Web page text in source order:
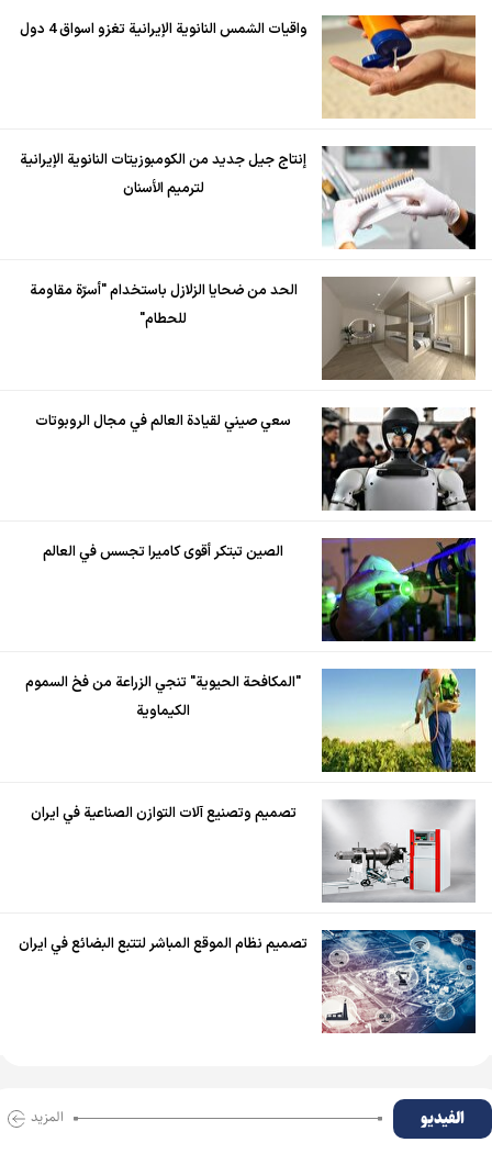
واقيات الشمس النانوية الإيرانية تغزو اسواق 4 دول
إنتاج جيل جديد من الكومبوزيتات النانوية الإيرانية
لترميم الأسنان
الحد من ضحايا الزلازل باستخدام "أسرّة مقاومة
للحطام"
سعي صيني لقيادة العالم في مجال الروبوتات
الصين تبتكر أقوى كاميرا تجسس في العالم
"المكافحة الحيوية" تنجي الزراعة من فخ السموم
الكيماوية
تصميم وتصنيع آلات التوازن الصناعية في ايران
تصميم نظام الموقع المباشر لتتبع البضائع في ايران
الفیدیو المزید